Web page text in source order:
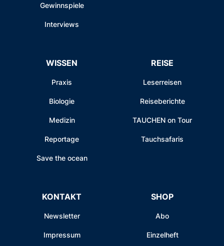
Gewinnspiele
Interviews
WISSEN
Praxis
Biologie
Medizin
Reportage
Save the ocean
REISE
Leserreisen
Reiseberichte
TAUCHEN on Tour
Tauchsafaris
KONTAKT
Newsletter
Impressum
SHOP
Abo
Einzelheft